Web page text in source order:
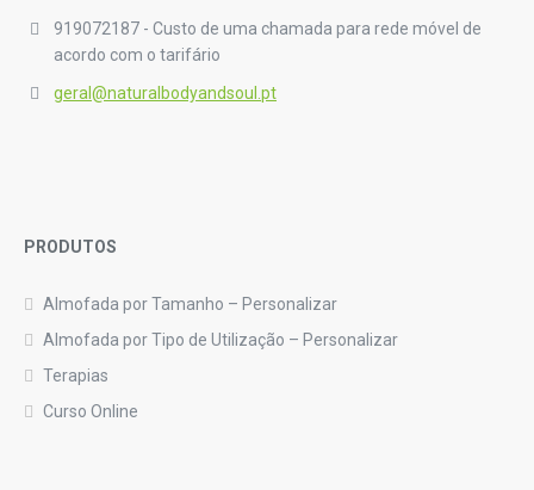
919072187 - Custo de uma chamada para rede móvel de
acordo com o tarifário
geral@naturalbodyandsoul.pt
PRODUTOS
Almofada por Tamanho – Personalizar
Almofada por Tipo de Utilização – Personalizar
Terapias
Curso Online